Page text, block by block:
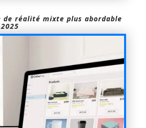
de réalité mixte plus abordable